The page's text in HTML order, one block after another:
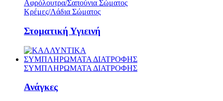
Αφρόλουτρα/Σαπούνια Σώματος
Κρέμες/Λάδια Σώματος
Στοματική Υγιεινή
ΣΥΜΠΛΗΡΩΜΑΤΑ ΔΙΑΤΡΟΦΗΣ
ΣΥΜΠΛΗΡΩΜΑΤΑ ΔΙΑΤΡΟΦΗΣ
Ανάγκες